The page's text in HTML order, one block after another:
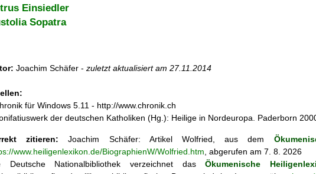
Einsiedler
Sopatra
Joachim Schäfer - zuletzt aktualisiert am 27.11.2014
für Windows 5.11 - http://www.chronik.ch
der deutschen Katholiken (Hg.): Heilige in Nordeuropa. Paderborn
zitieren: Joachim Schäfer: ArtikelWolfried, aus dem
www.heiligenlexikon.de/BiographienW/Wolfried.htm , abgerufen am 7. 8. 2026
Deutsche Nationalbibliothek verzeichnet dasÖkumenische